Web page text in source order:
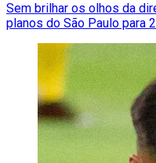
Sem brilhar os olhos da
planos do São Paulo para